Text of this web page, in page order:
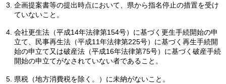
企画提案書等の提出時点において、県から指名停止の措置を受け
ていないこと。
会社更生法（平成14年法律第154号）に基づく更生手続開始の申
立て、民事再生法（平成11年法律第225号）に基づく再生手続開
始の申立て又は破産法（平成16年法律第75号）に基づく破産手続
開始の申立てがなされていない者であること。
県税（地方消費税を除く。）に未納がないこと。